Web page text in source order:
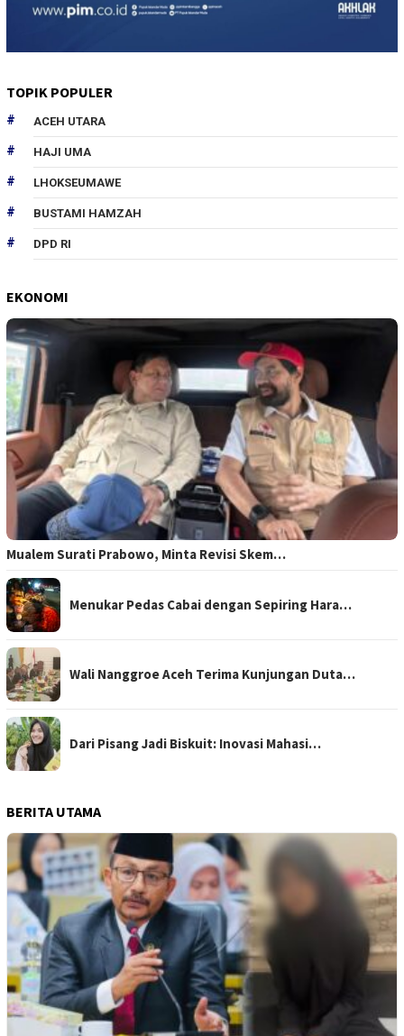
TOPIK POPULER
ACEH UTARA
HAJI UMA
LHOKSEUMAWE
BUSTAMI HAMZAH
DPD RI
EKONOMI
Mualem Surati Prabowo, Minta Revisi Skem…
Menukar Pedas Cabai dengan Sepiring Hara…
Wali Nanggroe Aceh Terima Kunjungan Duta…
Dari Pisang Jadi Biskuit: Inovasi Mahasi…
BERITA UTAMA